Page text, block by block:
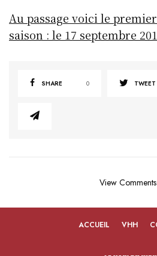
Au passage voici le
saison : le 17 septembre
SHARE 0 TWEET
View
ACCUEIL VHH